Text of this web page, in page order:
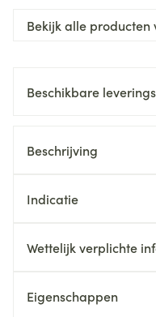
Bekijk alle producten
Beschikbare
Beschrijving
Indicatie
Wettelijk verplichte
Eigenschappen